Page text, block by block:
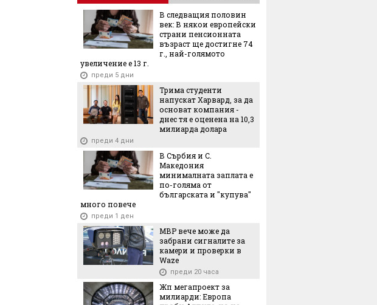
В следващия половин
век: В някои европейски
страни пенсионната
възраст ще достигне 74
г., най-голямото
увеличение е 13 г.
преди 5 дни
Трима студенти
напускат Харвард, за да
основат компания -
днес тя е оценена на 10,3
милиарда долара
преди 4 дни
В Сърбия и С.
Македония
минималната заплата е
по-голяма от
българската и "купува"
много повече
преди 1 ден
МВР вече може да
забрани сигналите за
камери и проверки в
Waze
преди 20 часа
Жп мегапроект за
милиарди: Европа